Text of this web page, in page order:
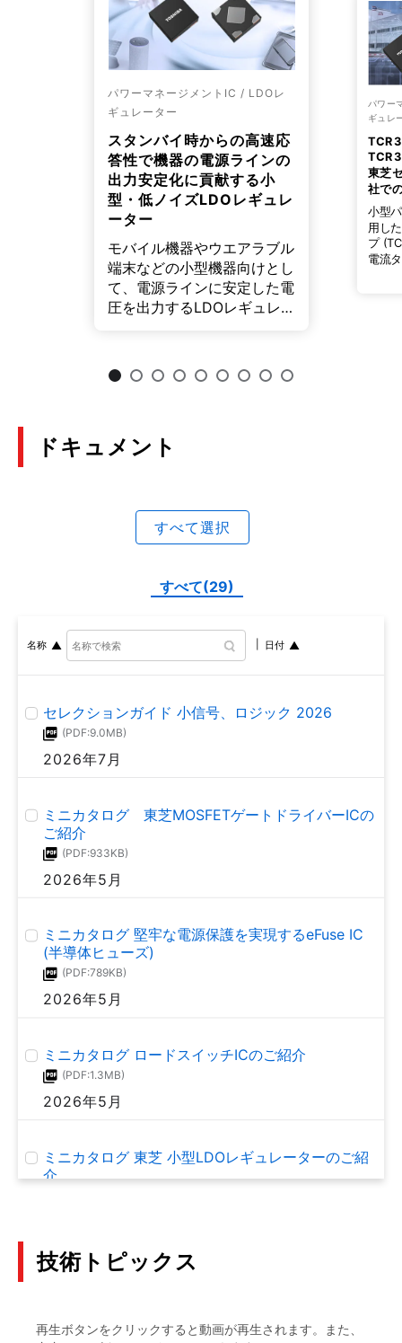
パワーマネージメントIC / LDOレ
ギュレーター
スタンバイ時からの高速応
答性で機器の電源ラインの
出力安定化に貢献する小
型・低ノイズLDOレギュレ
ーター
モバイル機器やウエアラブル
端末などの小型機器向けとし
て、電源ラインに安定した電
圧を出力するLDOレギュレ
た。
パワー
ギュレ
東芝
社で
小型
用し
プ
電流
ドキュメント
すべて選択
すべて(29)
名称 日付
セレクションガイド 小信号、ロジック 2026
(PDF:9.0MB)
2026年7月
ミニカタログ 東芝MOSFETゲートドライバーICの
ご紹介
(PDF:933KB)
2026年5月
ミニカタログ 堅牢な電源保護を実現するeFuse IC
(半導体ヒューズ)
(PDF:789KB)
2026年5月
ミニカタログ ロードスイッチICのご紹介
(PDF:1.3MB)
2026年5月
ミニカタログ 東芝 小型LDOレギュレーターのご紹
介
eFuse IC TCKE6シリーズ アプリケーションノート
2026年1月
技術トピックス